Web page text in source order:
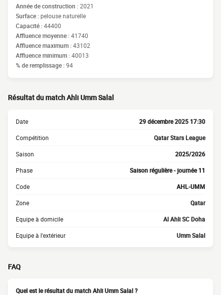
Année de construction :2021
Surface :pelouse naturelle
Capacité :44400
Affluence moyenne :41740
Affluence maximum :43102
Affluence minimum :40013
% de remplissage :94
Résultat du match Ahli Umm Salal
Date 29 décembre 2025 17:30
Compétition Qatar Stars League
Saison 2025/2026
Phase Saison régulière - journée 11
Code AHL-UMM
Zone Qatar
Equipe à domicile Al Ahli SC Doha
Equipe à l'extérieur Umm Salal
FAQ
Quel est le résultat du match Ahli Umm Salal ?